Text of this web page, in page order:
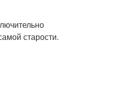
старости.